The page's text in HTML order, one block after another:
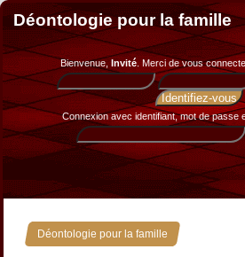
Déontologie pour la famille
Bienvenue, Invité. Merci devous
Connexion avec identifiant, mot de passe
Déontologie pour la famille